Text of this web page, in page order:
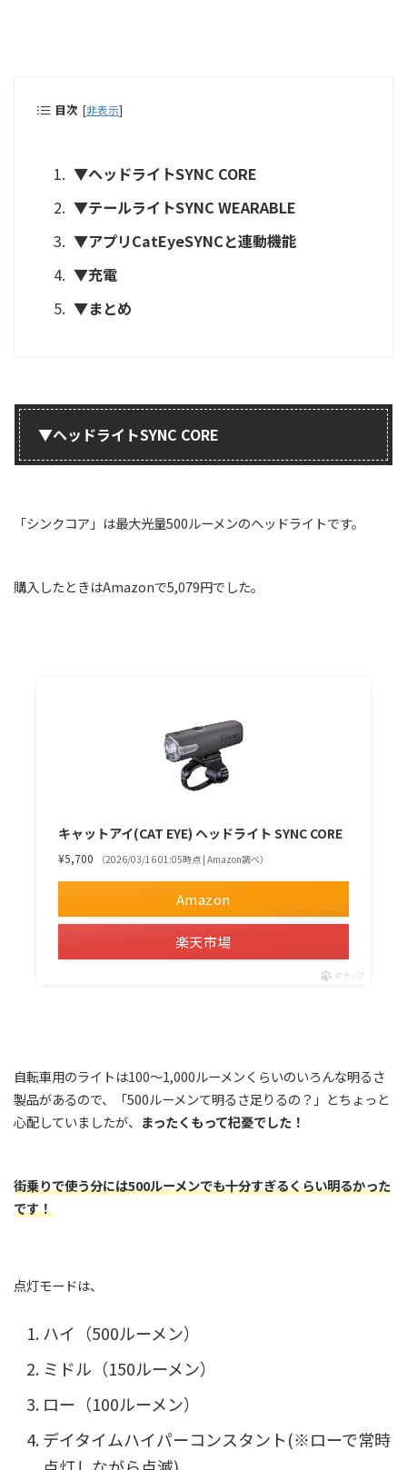
目次 [非表示]
▼ヘッドライトSYNC CORE
▼テールライトSYNC WEARABLE
▼アプリCatEyeSYNCと連動機能
▼充電
▼まとめ
▼ヘッドライトSYNC CORE
「シンクコア」は最大光量500ルーメンのヘッドライトです。
購入したときはAmazonで5,079円でした。
キャットアイ(CAT EYE) ヘッドライト SYNC CORE
¥5,700 （2026/03/16 01:05時点 | Amazon調べ）
Amazon
楽天市場
ポチップ
自転車用のライトは100〜1,000ルーメンくらいのいろんな明るさ
製品があるので、「500ルーメンて明るさ足りるの？」とちょっと
心配していましたが、 まったくもって杞憂でした！
街乗りで使う分には500ルーメンでも十分すぎるくらい明るかった
です！
点灯モードは、
ハイ（500ルーメン）
ミドル（150ルーメン）
ロー（100ルーメン）
デイタイムハイパーコンスタント(※ローで常時